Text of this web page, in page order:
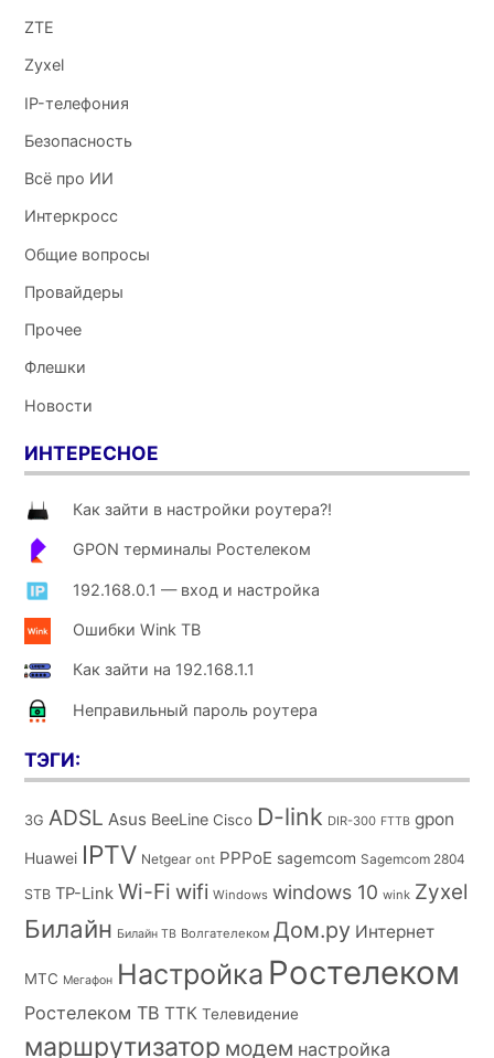
ZTE
Zyxel
IP-телефония
Безопасность
Всё про ИИ
Интеркросс
Общие вопросы
Провайдеры
Прочее
Флешки
Новости
ИНТЕРЕСНОЕ
Как зайти в настройки роутера?!
GPON терминалы Ростелеком
192.168.0.1 — вход и настройка
Ошибки Wink ТВ
Как зайти на 192.168.1.1
Неправильный пароль роутера
ТЭГИ:
3G ADSL Asus BeeLine Cisco D-link DIR-300 FTTB gpon
Huawei IPTV Netgear ont PPPoE sagemcom Sagemcom 2804
STB TP-Link Wi-Fi wifi Windows windows 10 wink Zyxel
Билайн Билайн ТВ Волгателеком Дом.ру Интернет
МТС Мегафон Настройка Ростелеком
Ростелеком ТВ ТТК Телевидение
маршрутизатор модем настройка